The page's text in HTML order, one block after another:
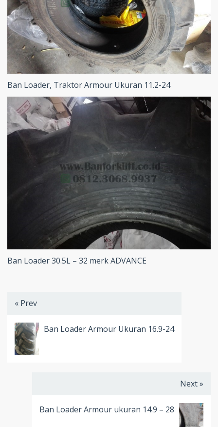
Ban Loader, Traktor Armour Ukuran 11.2-24
Ban Loader 30.5L – 32 merk ADVANCE
« Prev
Ban Loader Armour Ukuran 16.9-24
Next »
Ban Loader Armour ukuran 14.9 – 28